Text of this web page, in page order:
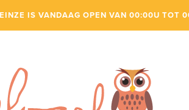
IS VANDAAG OPEN VAN 00:00U TOT